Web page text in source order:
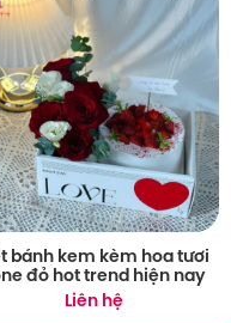
bánh kem kèm hoa tươi
đỏ hot trend hiện nay
Liên hệ